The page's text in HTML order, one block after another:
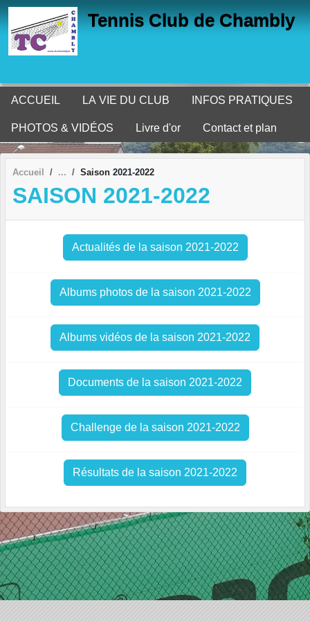
Tennis Club de Chambly
ACCUEIL LA VIE DU CLUB INFOS PRATIQUES
PHOTOS & VIDÉOS Livre d'or Contact et plan
Accueil Saison 2021-2022
SAISON 2021-2022
Actualités de la saison 2021-2022
Albums photos de la saison 2021-2022
Albums vidéos de la saison 2021-2022
Documents de la saison 2021-2022
Challenge de la saison 2021-2022
Résultats de la saison 2021-2022
Panneau de gestion des cookies